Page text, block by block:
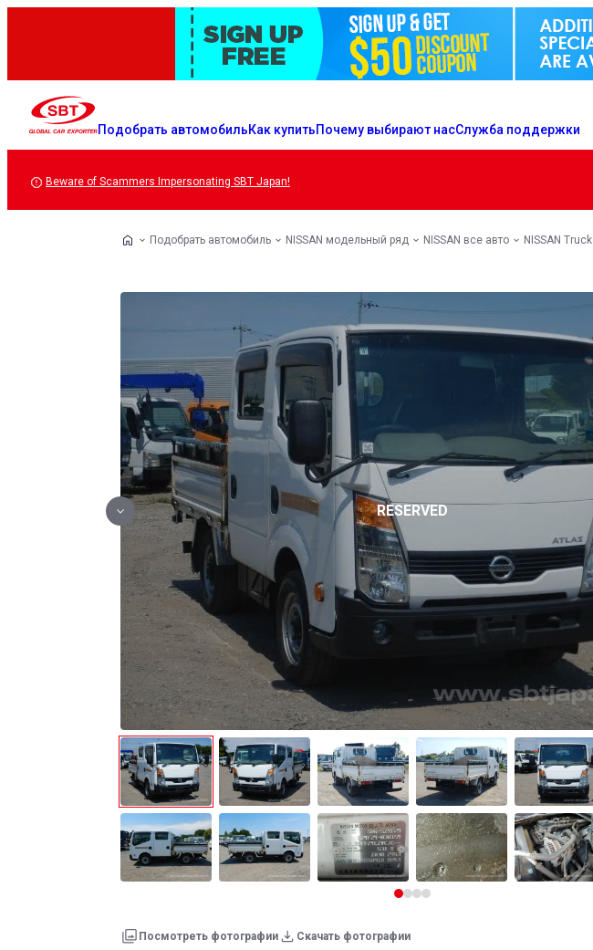
Подобрать автомобильКак купитьПочему выбирают насСлужба поддержки
Beware of Scammers Impersonating SBT Japan!
Подобрать автомобиль NISSAN модельный ряд NISSAN все авто NISSAN Truck
Посмотреть фотографии Скачать фотографии